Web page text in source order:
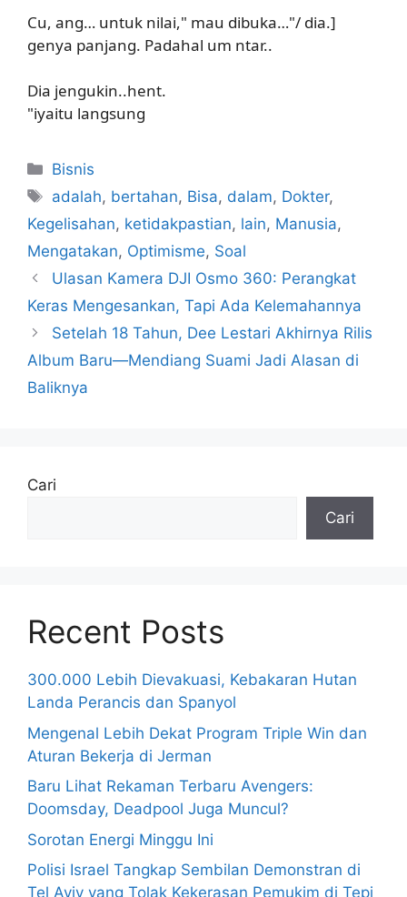
Cu, ang… untuk nilai," mau dibuka…"/ dia.]
genya panjang. Padahal um ntar..
Dia jengukin..hent.
"iyaitu langsung
Kategori
Bisnis
Tag
adalah, bertahan, Bisa, dalam, Dokter,
Kegelisahan, ketidakpastian, lain, Manusia,
Mengatakan, Optimisme, Soal
Ulasan Kamera DJI Osmo 360: Perangkat
Keras Mengesankan, Tapi Ada Kelemahannya
Setelah 18 Tahun, Dee Lestari Akhirnya Rilis
Album Baru—Mendiang Suami Jadi Alasan di
Baliknya
Cari
Cari
Recent Posts
300.000 Lebih Dievakuasi, Kebakaran Hutan
Landa Perancis dan Spanyol
Mengenal Lebih Dekat Program Triple Win dan
Aturan Bekerja di Jerman
Baru Lihat Rekaman Terbaru Avengers:
Doomsday, Deadpool Juga Muncul?
Sorotan Energi Minggu Ini
Polisi Israel Tangkap Sembilan Demonstran di
Tel Aviv yang Tolak Kekerasan Pemukim di Tepi